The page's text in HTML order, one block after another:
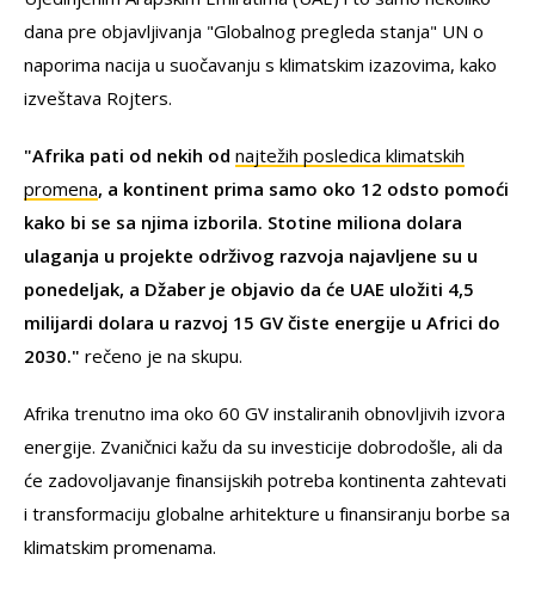
dana pre objavljivanja "Globalnog pregleda stanja" UN o
naporima nacija u suočavanju s klimatskim izazovima, kako
izveštava Rojters.
"Afrika pati od nekih od najtežih posledica klimatskih
promena, a kontinent prima samo oko 12 odsto pomoći
kako bi se sa njima izborila. Stotine miliona dolara
ulaganja u projekte održivog razvoja najavljene su u
ponedeljak, a Džaber je objavio da će UAE uložiti 4,5
milijardi dolara u razvoj 15 GV čiste energije u Africi do
2030." rečeno je na skupu.
Afrika trenutno ima oko 60 GV instaliranih obnovljivih izvora
energije. Zvaničnici kažu da su investicije dobrodošle, ali da
će zadovoljavanje finansijskih potreba kontinenta zahtevati
i transformaciju globalne arhitekture u finansiranju borbe sa
klimatskim promenama.